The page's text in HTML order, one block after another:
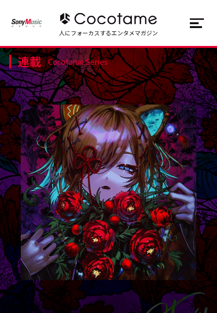
トップ Top
記事一覧 Articles
連載一覧 Series
Cocotameとは About
#エンタメ業界のちょっといい話
#サステナブルな取り組み #スタッフが語る
#リクルート
JP EN
人にフォーカスするエンタメマガジン
連載 Cocotame Series